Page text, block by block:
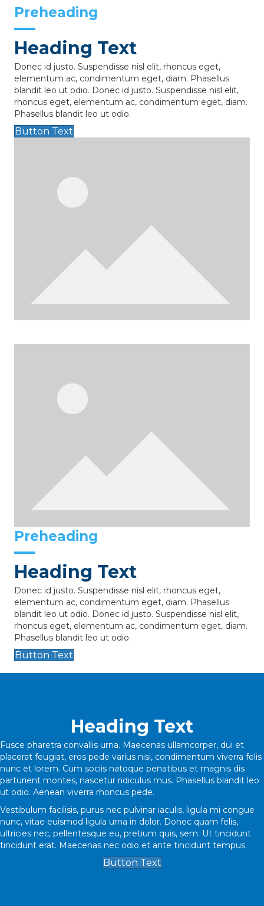
Preheading
Heading Text
Donec id justo. Suspendisse nisl elit, rhoncus eget,
elementum ac, condimentum eget, diam. Phasellus
blandit leo ut odio. Donec id justo. Suspendisse nisl elit,
rhoncus eget, elementum ac, condimentum eget, diam.
Phasellus blandit leo ut odio.
Button Text
Preheading
Heading Text
Donec id justo. Suspendisse nisl elit, rhoncus eget,
elementum ac, condimentum eget, diam. Phasellus
blandit leo ut odio. Donec id justo. Suspendisse nisl elit,
rhoncus eget, elementum ac, condimentum eget, diam.
Phasellus blandit leo ut odio.
Button Text
Heading Text
Fusce pharetra convallis urna. Maecenas ullamcorper, dui et
placerat feugiat, eros pede varius nisi, condimentum viverra felis
nunc et lorem. Cum sociis natoque penatibus et magnis dis
parturient montes, nascetur ridiculus mus. Phasellus blandit leo
ut odio. Aenean viverra rhoncus pede.
Vestibulum facilisis, purus nec pulvinar iaculis, ligula mi congue
nunc, vitae euismod ligula urna in dolor. Donec quam felis,
ultricies nec, pellentesque eu, pretium quis, sem. Ut tincidunt
tincidunt erat. Maecenas nec odio et ante tincidunt tempus.
Button Text